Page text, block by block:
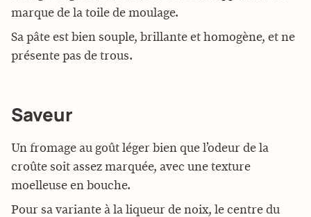
marque de la toile de moulage.
Sa pâte est bien souple, brillante et homogène, et ne
présente pas de trous.
Saveur
Un fromage au goût léger bien que l’odeur de la
croûte soit assez marquée, avec une texture
moelleuse en bouche.
Pour sa variante à la liqueur de noix, le centre du